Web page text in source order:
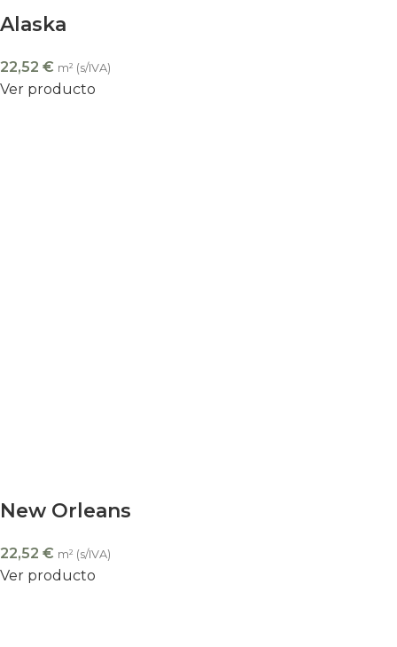
Alaska
22,52 € m² (s/IVA)
Ver producto
New Orleans
22,52 € m² (s/IVA)
Ver producto